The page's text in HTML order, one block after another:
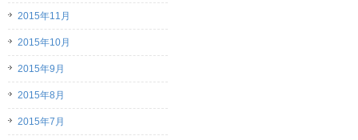
2015年11月
2015年10月
2015年9月
2015年8月
2015年7月